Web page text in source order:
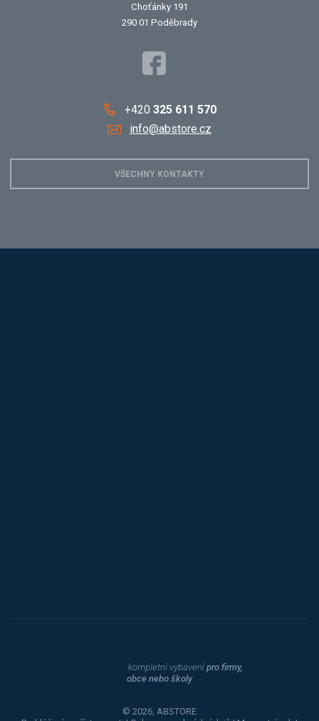
Choťánky 191
290 01 Poděbrady
+420 325 611 570
info@abstore.cz
VŠECHNY KONTAKTY
kompletní vybavenípro firmy,
obce nebo školy
© 2026, ABSTORE